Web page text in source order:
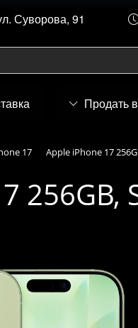
Суворова, 91
Продать
17 Apple iPhone 17
256GB,